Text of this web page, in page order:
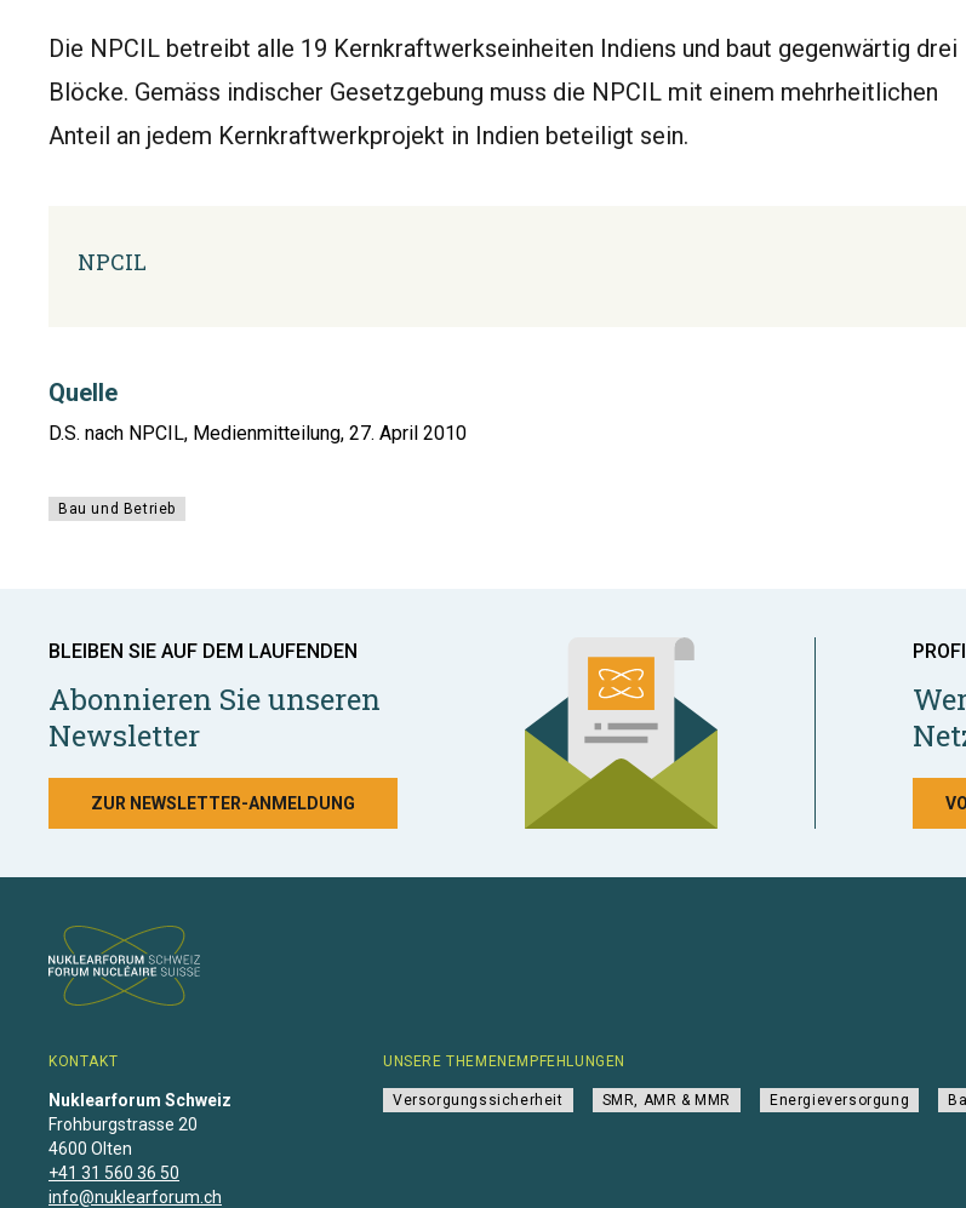
Die NPCIL betreibt alle 19 Kernkraftwerkseinheiten Indiens und baut gegenwärtig drei
Blöcke. Gemäss indischer Gesetzgebung muss die NPCIL mit einem mehrheitlichen
Anteil an jedem Kernkraftwerkprojekt in Indien beteiligt sein.
NPCIL
Quelle
D.S. nach NPCIL, Medienmitteilung, 27. April 2010
Bau und Betrieb
BLEIBEN SIE AUF DEM LAUFENDEN
Abonnieren Sie unseren
Newsletter
ZUR NEWSLETTER-ANMELDUNG
KONTAKT
Nuklearforum Schweiz
Frohburgstrasse 20
4600 Olten
+41 31 560 36 50
info@nuklearforum.ch
UNSERE THEMENEMPFEHLUNGEN
Versorgungssicherheit SMR, AMR & MMR Energieversorgung